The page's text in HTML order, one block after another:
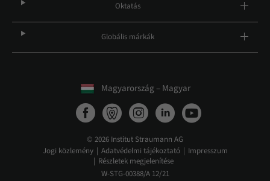
Oktatás
Globális márkák
Magyarország – Magyar
© 2026 Institut Straumann AG
Jogi közlemény
Adatvédelmi tájékoztató
Impresszum
Részletek megjelenítése
W-STG-00388/A 12/21